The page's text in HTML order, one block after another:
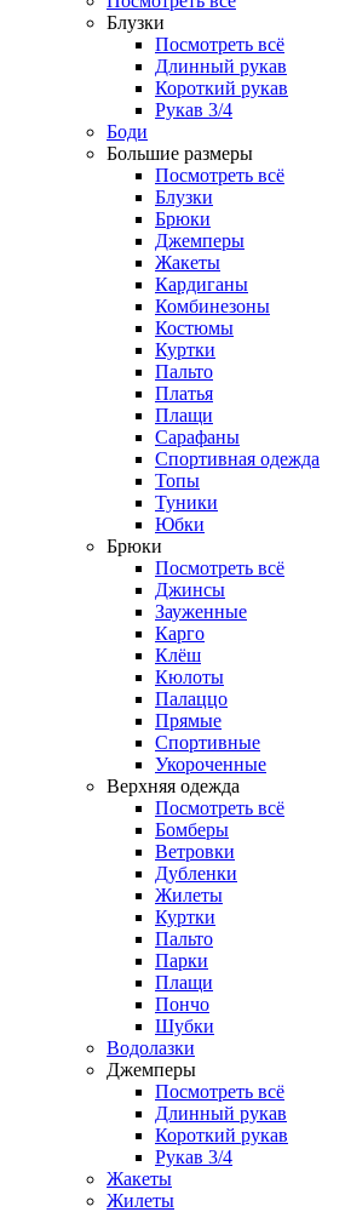
Блузки
Посмотреть всё
Длинный рукав
Короткий рукав
Рукав 3/4
Боди
Большие размеры
Посмотреть всё
Блузки
Брюки
Джемперы
Жакеты
Кардиганы
Комбинезоны
Костюмы
Куртки
Пальто
Платья
Плащи
Сарафаны
Спортивная одежда
Топы
Туники
Юбки
Брюки
Посмотреть всё
Джинсы
Зауженные
Карго
Клёш
Кюлоты
Палаццо
Прямые
Спортивные
Укороченные
Верхняя одежда
Посмотреть всё
Бомберы
Ветровки
Дубленки
Жилеты
Куртки
Пальто
Парки
Плащи
Пончо
Шубки
Водолазки
Джемперы
Посмотреть всё
Длинный рукав
Короткий рукав
Рукав 3/4
Жакеты
Жилеты